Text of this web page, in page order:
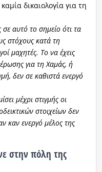
δικαιολογία για τη
σε αυτό το σημείο ότι τα
στόχους κατά τη
μαχητές. Το να έχεις
για τη Χαμάς, ή
δεν σε καθιστά ενεργό
μέχρι στιγμής οι
στοιχείων δεν
καν ενεργό μέλος της
στην πόλη της